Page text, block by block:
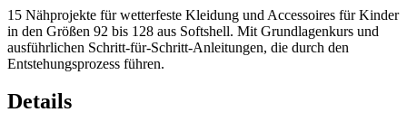
15 Nähprojekte für wetterfeste Kleidung und Accessoires für Kinder
in den Größen 92 bis 128 aus Softshell. Mit Grundlagenkurs und
ausführlichen Schritt-für-Schritt-Anleitungen, die durch den
Entstehungsprozess führen.
Details